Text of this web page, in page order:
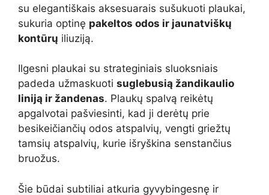
su elegantiškais aksesuarais sušukuoti plaukai,
sukuria optinę pakeltos odos ir jaunatviškų
kontūrų iliuziją.
Ilgesni plaukai su strateginiais sluoksniais
padeda užmaskuoti suglebusią žandikaulio
liniją ir žandenas. Plaukų spalvą reikėtų
apgalvotai pašviesinti, kad ji derėtų prie
besikeičiančių odos atspalvių, vengti griežtų
tamsių atspalvių, kurie išryškina senstančius
bruožus.
Šie būdai subtiliai atkuria gyvybingesnę ir